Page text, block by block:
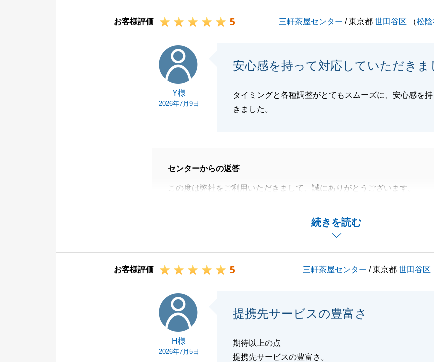
お客様評価 5 三軒茶屋センター / 東京都世田谷区 （松
Y様
2026年7月9日
安心感を持って対応していただきま
タイミングと各種調整がとてもスムーズに、安心感を
きました。
続きを読む
センターからの返答
この度は弊社をご利用いただきまして、誠にありがとうございます。
何か不動産等でお困り事があればお気軽にお申し付けください。
お客様評価 5 三軒茶屋センター / 東京都世田谷区
H様
2026年7月5日
提携先サービスの豊富さ
期待以上の点
提携先サービスの豊富さ。